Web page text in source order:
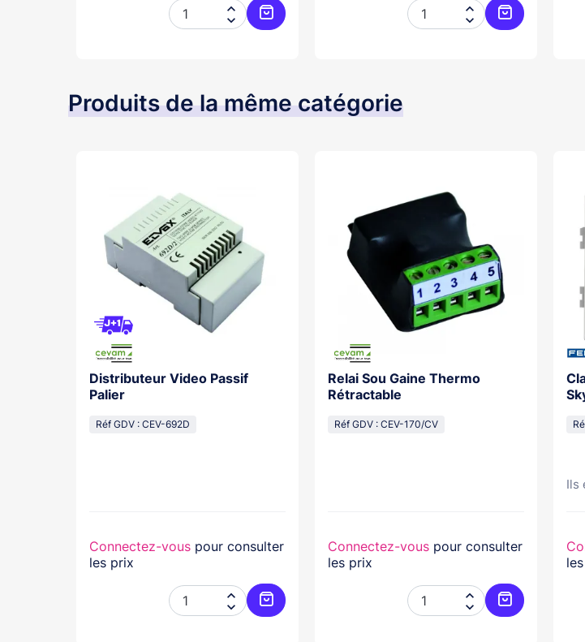


Ajouter au panier


Ajouter au
Produits de la même catégorie
Distributeur Video Passif
Palier
Réf GDV : CEV-692D
Connectez-vous pour consulter
les prix


Ajouter au panier
Relai Sou Gaine Thermo
Rétractable
Réf GDV : CEV-170/CV
Connectez-vous pour consulter
les prix


Ajouter au
Ils